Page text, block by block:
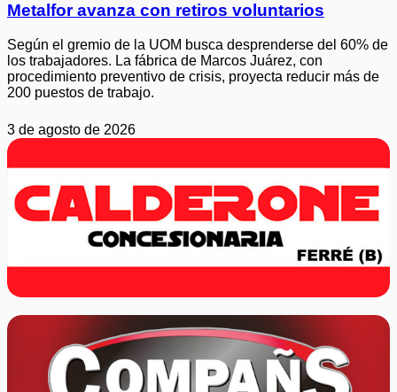
Metalfor avanza con retiros voluntarios
Según el gremio de la UOM busca desprenderse del 60% de
los trabajadores. La fábrica de Marcos Juárez, con
procedimiento preventivo de crisis, proyecta reducir más de
200 puestos de trabajo.
3 de agosto de 2026